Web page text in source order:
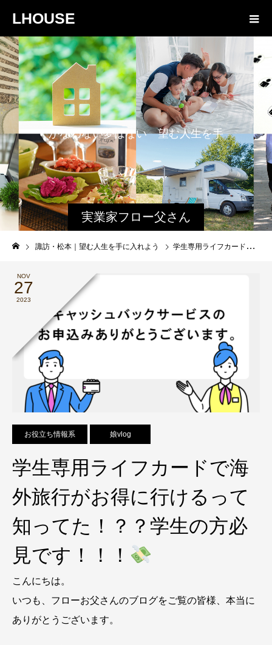
LHOUSE
実業家フロー父さん
と娘のファミログ
かなわない夢はない 望む人生を手に入れよう
諏訪・松本｜望む人生を手に入れよう 学生専用ライフカードで海外旅行がお得に行けるって知ってた！？？学生の方必見です！！！
NOV
27
2023
お役立ち情報系 娘vlog
学生専用ライフカードで海
外旅行がお得に行けるって
知ってた！？？学生の方必
見です！！！
こんにちは。
いつも、フローお父さんのブログをご覧の皆様、本当に
ありがとうございます。